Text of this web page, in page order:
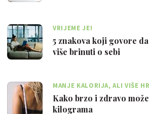
VRIJEME JE!
5 znakova koji govore
više brinuti o sebi
MANJE KALORIJA, ALI VIŠE
Kako brzo i zdravo
kilograma